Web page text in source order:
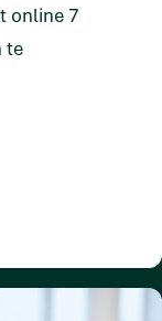
online 7
te